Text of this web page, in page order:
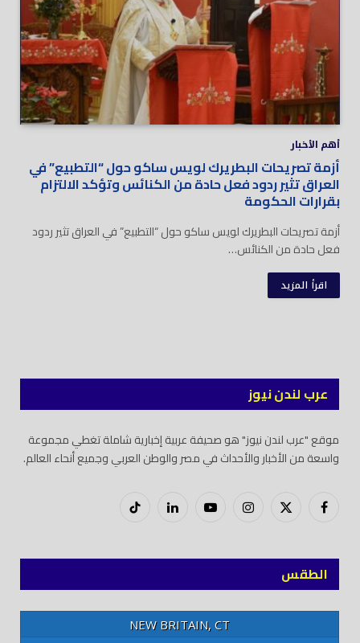
أهم الأخبار
أزمة تصريحات البطريرك لويس ساكو حول “التطبيع” في
العراق تثير ردود فعل حادة من الكنائس وتؤكد الالتزام
بقرارات الحكومة
أزمة تصريحات البطريرك لويس ساكو حول “التطبيع” في العراق تثير ردود
فعل حادة من الكنائس…
اقرأ المزيد
عرب لندن نيوز
موقع "عرب لندن نيوز" هو صحيفة عربية إخبارية شاملة تغطي مجموعة
واسعة من الأخبار والأحداث في مصر والوطن العربي وجميع أنحاء العالم.
فيسبوكX
إنستغراميوتيوب لينكدود
تيك
الطقس
NEW BRITAIN, CT